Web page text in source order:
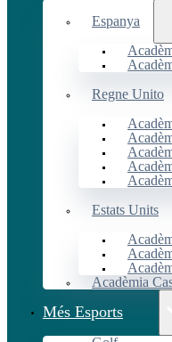
Espanya
Regne Unito
Estats Units
Acadèmia
Més Esports